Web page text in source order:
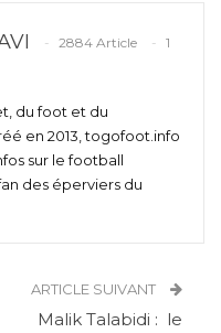
2884 Article
1
du foot et du
en 2013, togofoot.info
sur le football
des éperviers du
ARTICLE SUIVANT
Malik Talabidi : le